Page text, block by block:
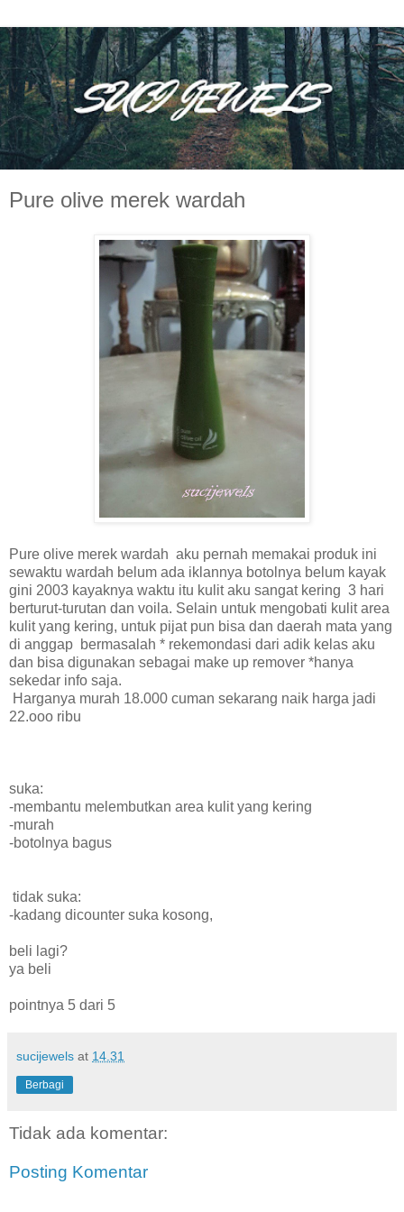
Pure olive merek wardah
Pure olive merek wardah aku pernah memakai produk ini
sewaktu wardah belum ada iklannya botolnya belum kayak
gini 2003 kayaknya waktu itu kulit aku sangat kering 3 hari
berturut-turutan dan voila. Selain untuk mengobati kulit area
kulit yang kering, untuk pijat pun bisa dan daerah mata yang
di anggap bermasalah * rekemondasi dari adik kelas aku
dan bisa digunakan sebagai make up remover *hanya
sekedar info saja.
Harganya murah 18.000 cuman sekarang naik harga jadi
22.ooo ribu
suka:
-membantu melembutkan area kulit yang kering
-murah
-botolnya bagus
tidak suka:
-kadang dicounter suka kosong,
beli lagi?
ya beli
pointnya 5 dari 5
sucijewels at 14.31
Berbagi
Tidak ada komentar:
Posting Komentar